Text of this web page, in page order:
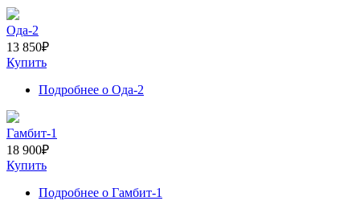
Ода-2
13 850₽
Купить
Подробнее о Ода-2
Гамбит-1
18 900₽
Купить
Подробнее о Гамбит-1